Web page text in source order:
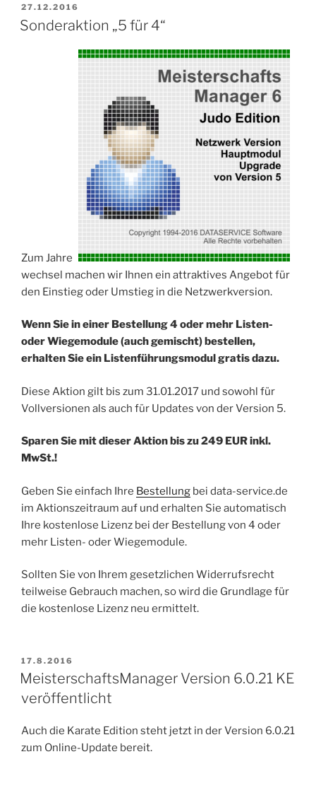
VERÖFFENTLICHT
AM
27.12.2016
Sonderaktion „5 für 4“
Zum Jahres
wechsel machen wir Ihnen ein attraktives Angebot für
den Einstieg oder Umstieg in die Netzwerkversion.
Wenn Sie in einer Bestellung 4 oder mehr Listen-
oder Wiegemodule (auch gemischt) bestellen,
erhalten Sie ein Listenführungsmodul gratis dazu.
Diese Aktion gilt bis zum 31.01.2017 und sowohl für
Vollversionen als auch für Updates von der Version 5.
Sparen Sie mit dieser Aktion bis zu 249 EUR inkl.
MwSt.!
Geben Sie einfach Ihre Bestellung bei data-service.de
im Aktionszeitraum auf und erhalten Sie automatisch
Ihre kostenlose Lizenz bei der Bestellung von 4 oder
mehr Listen- oder Wiegemodule.
Sollten Sie von Ihrem gesetzlichen Widerrufsrecht
teilweise Gebrauch machen, so wird die Grundlage für
die kostenlose Lizenz neu ermittelt.
VERÖFFENTLICHT
AM
17.8.2016
MeisterschaftsManager Version 6.0.21 KE
veröffentlicht
Auch die Karate Edition steht jetzt in der Version 6.0.21
zum Online-Update bereit.